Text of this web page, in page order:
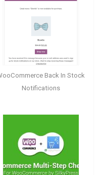
Back In Stock
Notifications